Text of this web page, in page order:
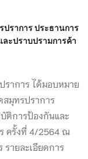
ราการ ประธานการ
ะปราบปรามการค้า
ราการ ได้มอบหมาย
สมุทรปราการ
ติการป้องกันและ
ครั้งที่ 4/2564 ณ
รายละเอียดการ